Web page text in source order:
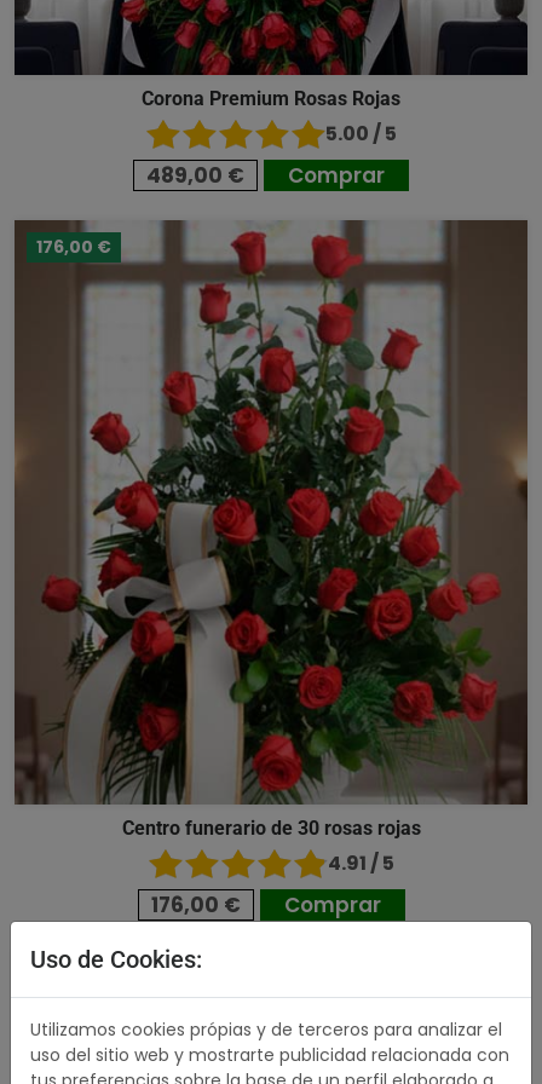
Corona Premium Rosas Rojas
5.00 / 5
489,00 € Comprar
176,00 €
Centro funerario de 30 rosas rojas
4.91 / 5
176,00 € Comprar
489,00 €
Uso de Cookies:
Utilizamos cookies própias y de terceros para analizar el
uso del sitio web y mostrarte publicidad relacionada con